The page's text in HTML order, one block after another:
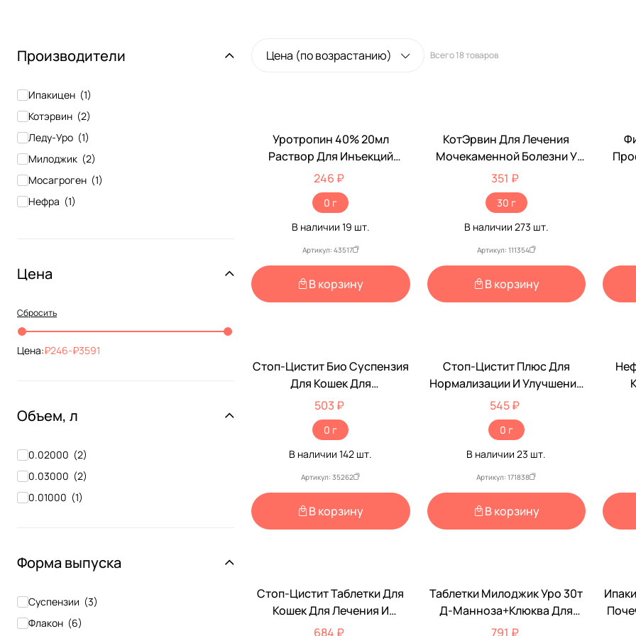
Производители
Ипакицен (1)
Котэрвин (2)
Леду-Уро (1)
Милоджик (2)
Мосагроген (1)
Нефра (1)
Стоп-цистит
Уролекс (1)
Цистофан (1)
Цена
Сбросить
Цена: 246- 3591
Объем, л
0.02000 (2)
0.03000 (2)
0.01000 (1)
Форма выпуска
Суспензии (3)
Флакон (6)
Цена (по возрастанию) Всего18 товаров
По Рецепту
Уротропин 40% 20мл
Раствор Для Инъекций
МосАгроГен
246 ₽
0 г
В наличии 19 шт.
Артикул: 43517
В корзину
КотЭрвин Для Лечения
Мочекаменной Болезни У
Кошек И Собак VEDA (Веда)
10мл*3шт
351 ₽
30 г
В наличии 273 шт.
Артикул: 111354
В корзину
И
Стоп-Цистит Био Суспензия
Для Кошек Для
Нормализации И Улучшения
Работы Мочевыделительной
Системы 30мл Apicenna
(Апиценна)
503 ₽
0 г
В наличии142 шт.
Артикул: 35262
В корзину
Стоп-Цистит Плюс Для
Нормализации И Улучшения
Работы Мочевыдилительной
Системы У Кошек 500мг
30шт Жевательные Таблетки
Apicenna (Апиценна)
545 ₽
0 г
В наличии23 шт.
Артикул: 171838
В корзину
По Рецепту
Доставка в пункт выдачи.
Стоп-Цистит Таблетки Для
Кошек Для Лечения И
Профилактики
684 ₽
Таблетки Милоджик Уро 30т
Д-Манноза+Клюква Для
Собак И Крупных Кошек
791 ₽